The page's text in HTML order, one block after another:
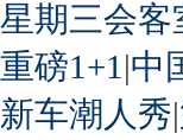
星期三会客
重磅1+1 |中
新车潮人秀|